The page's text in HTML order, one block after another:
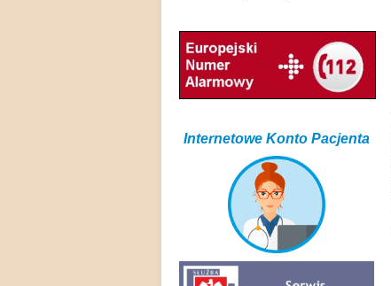
Internetowe Konto Pacjenta